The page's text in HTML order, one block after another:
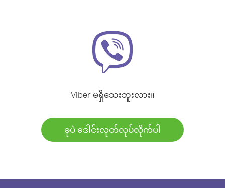
Viber မရှိသေးဘူးလား။
ခုပဲ ဒေါင်းလုတ်လုပ်လိုက်ပါ